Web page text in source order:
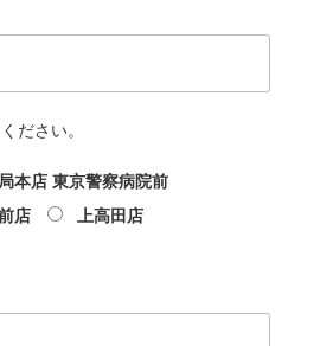
ださい。
本店 東京警察病院前
店
上高田店